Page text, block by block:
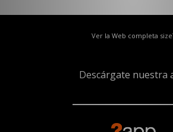
Ver la Web completa
Descárgate nuestra